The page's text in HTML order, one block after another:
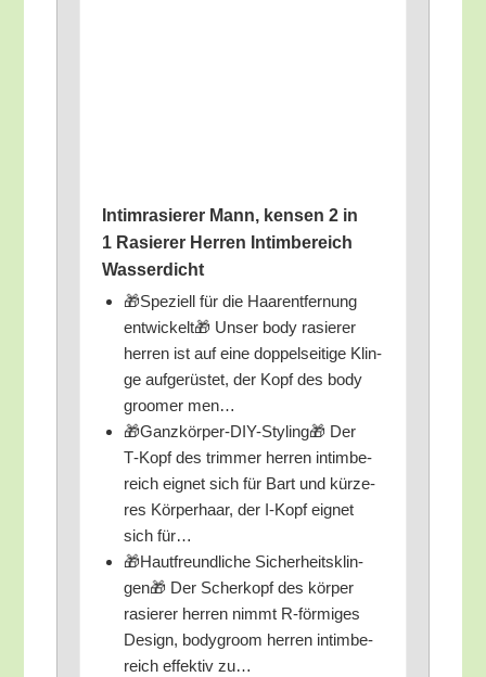
Intim­ra­sie­rer Mann, ken­sen 2 in
1 Rasie­rer Her­ren Intim­be­reich
Wasserdicht
🎁Spe­zi­ell für die Haar­ent­fer­nung
ent­wi­ckelt🎁 Unser body rasie­rer
her­ren ist auf eine dop­pel­sei­ti­ge Klin­
ge auf­ge­rüs­tet, der Kopf des body
groo­mer men…
🎁Ganz­kör­per-DIY-Sty­ling🎁 Der
T‑Kopf des trim­mer her­ren intim­be­
reich eig­net sich für Bart und kür­ze­
res Kör­per­haar, der I‑Kopf eig­net
sich für…
🎁Haut­freund­li­che Sicher­heits­klin­
gen🎁 Der Scher­kopf des kör­per
rasie­rer her­ren nimmt R‑förmiges
Design, body­g­room her­ren intim­be­
reich effek­tiv zu…